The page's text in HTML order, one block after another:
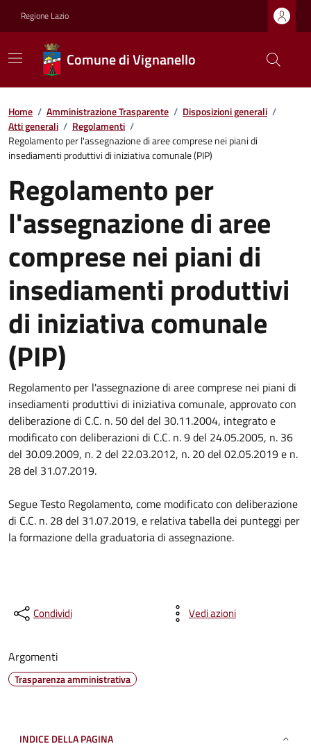
Regione Lazio
Comune di Vignanello
Home / Amministrazione Trasparente / Disposizioni generali /
Atti generali / Regolamenti /
Regolamento per l'assegnazione di aree comprese nei piani di
insediamenti produttivi di iniziativa comunale (PIP)
Regolamento per
l'assegnazione di aree
comprese nei piani di
insediamenti produttivi
di iniziativa comunale
(PIP)
Regolamento per l'assegnazione di aree comprese nei piani di
insediamenti produttivi di iniziativa comunale, approvato con
deliberazione di C.C. n. 50 del del 30.11.2004, integrato e
modificato con deliberazioni di C.C. n. 9 del 24.05.2005, n. 36
del 30.09.2009, n. 2 del 22.03.2012, n. 20 del 02.05.2019 e n.
28 del 31.07.2019.
Segue Testo Regolamento, come modificato con deliberazione
di C.C. n. 28 del 31.07.2019, e relativa tabella dei punteggi per
la formazione della graduatoria di assegnazione.
Condividi Vedi azioni
Argomenti
Trasparenza amministrativa
INDICE DELLA PAGINA